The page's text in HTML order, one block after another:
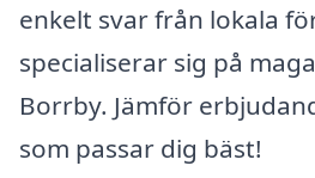
enkelt svar från lokala
specialiserar sig på
Borrby. Jämför
som passar dig bäst!